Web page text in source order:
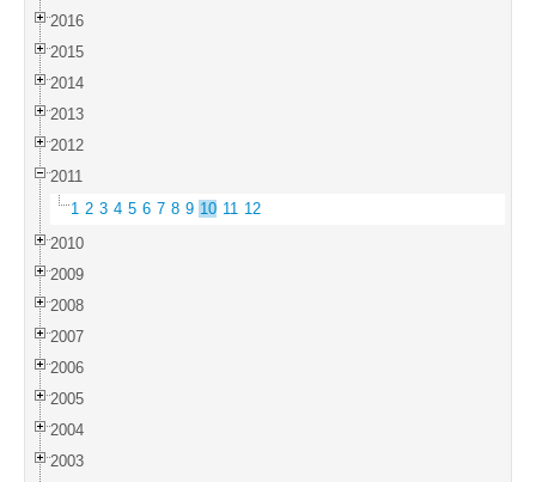
2016
2015
2014
2013
2012
2011
1 2 3 4 5 6 7 8 9 10 11 12
2010
2009
2008
2007
2006
2005
2004
2003